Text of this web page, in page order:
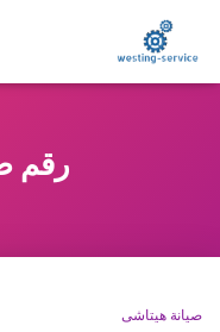
رقم
صيانة هيتاشى